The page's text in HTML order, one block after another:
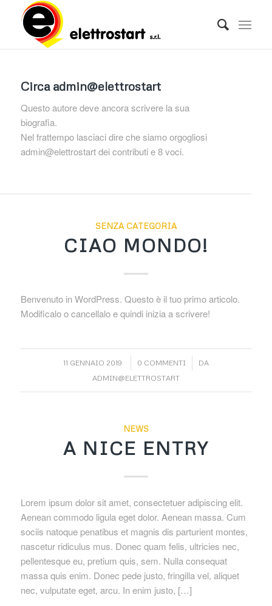
Circa admin@elettrostart
Questo autore deve ancora scrivere la sua
biografia.
Nel frattempo lasciaci dire che siamo orgogliosi
admin@elettrostartdei contributi e 8 voci.
SENZA CATEGORIA
CIAO MONDO!
Benvenuto in WordPress. Questo è il tuo primo articolo.
Modificalo o cancellalo e quindi inizia a scrivere!
11 GENNAIO 2019
/ 0 COMMENTI
/
DA
ADMIN@ELETTROSTART
NEWS
A NICE ENTRY
Lorem ipsum dolor sit amet, consectetuer adipiscing elit.
Aenean commodo ligula eget dolor. Aenean massa. Cum
sociis natoque penatibus et magnis dis parturient montes,
nascetur ridiculus mus. Donec quam felis, ultricies nec,
pellentesque eu, pretium quis, sem. Nulla consequat
massa quis enim. Donec pede justo, fringilla vel, aliquet
nec, vulputate eget, arcu. In enim justo, […]